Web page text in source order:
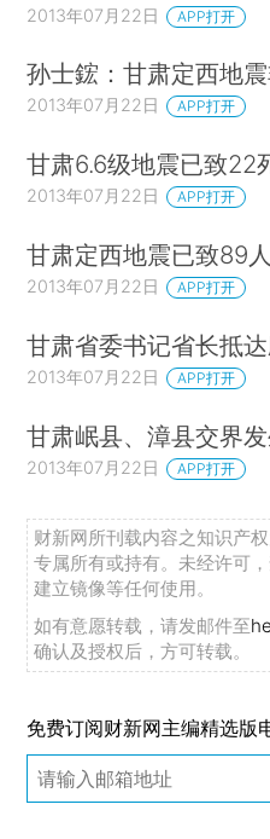
2013年07月22日 APP打开
孙士鋐：甘肃定西地
2013年07月22日 APP打开
甘肃6.6级地震已致22
2013年07月22日 APP打开
甘肃定西地震已致89
2013年07月22日 APP打开
甘肃省委书记省长抵
2013年07月22日 APP打开
甘肃岷县、漳县交界
2013年07月22日 APP打开
财新网所刊载内容之知识产
专属所有或持有。未经许可
建立镜像等任何使用。
如有意愿转载，请发邮件至
确认及授权后，方可转载。
免费订阅财新网主编精选版